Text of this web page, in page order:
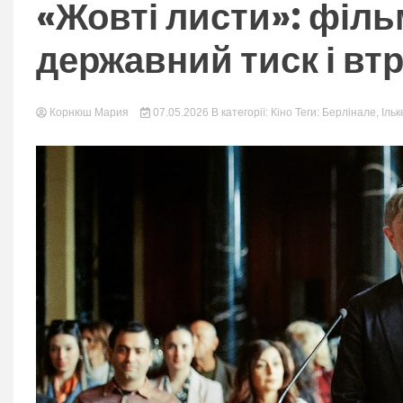
«Жовті листи»:
державний тиск і
Корнюш Мария 07.05.2026 В категорії: Кіно Теги: Берлінале,